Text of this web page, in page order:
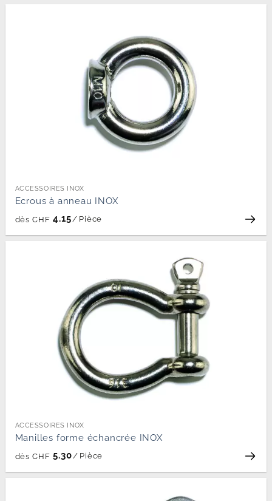
ACCESSOIRES INOX
Ecrous à anneau INOX
dès CHF 4.15 / Pièce
ACCESSOIRES INOX
Manilles forme échancrée INOX
dès CHF 5.30/ Pièce